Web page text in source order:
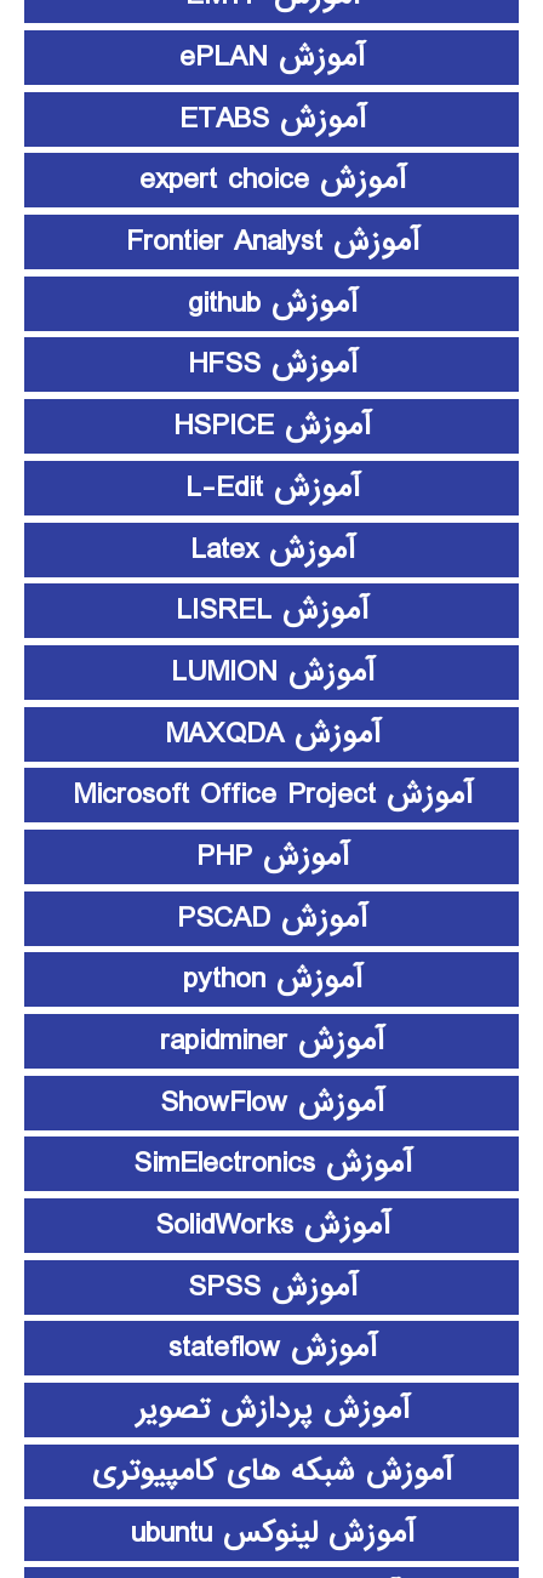
آموزش ePLAN
آموزش ETABS
آموزش expert choice
آموزش Frontier Analyst
آموزش github
آموزش HFSS
آموزش HSPICE
آموزش L-Edit
آموزش Latex
آموزش LISREL
آموزش LUMION
آموزش MAXQDA
آموزش Microsoft Office Project
آموزش PHP
آموزش PSCAD
آموزش python
آموزش rapidminer
آموزش ShowFlow
آموزش SimElectronics
آموزش SolidWorks
آموزش SPSS
آموزش stateflow
آموزش پردازش تصویر
آموزش شبکه های کامپیوتری
آموزش لینوکس ubuntu